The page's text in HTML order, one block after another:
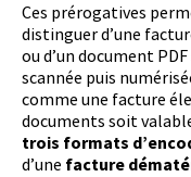
Ces prérogatives
distinguer d’une
ou d’un document
scannée puis
comme une facture
documents soit
trois formats
d’une facture